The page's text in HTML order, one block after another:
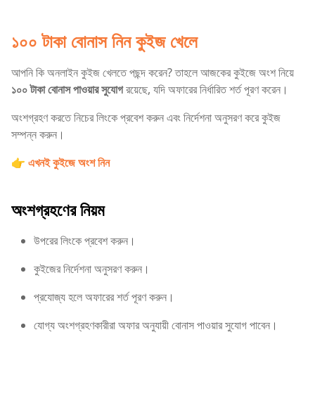
১০০ টাকা বোনাস নিন কুইজ খেলে
আপনি কি অনলাইন কুইজ খেলতে পছন্দ করেন? তাহলে আজকের কুইজে অংশ নিয়ে
১০০ টাকা বোনাস পাওয়ার সুযোগরয়েছে, যদি অফারের নির্ধারিত শর্ত পূরণ করেন।
অংশগ্রহণ করতে নিচের লিংকে প্রবেশ করুন এবং নির্দেশনা অনুসরণ করে কুইজ
সম্পন্ন করুন।
👉 এখনই কুইজে অংশ নিন
অংশগ্রহণের নিয়ম
উপরের লিংকে প্রবেশ করুন।
কুইজের নির্দেশনা অনুসরণ করুন।
প্রযোজ্য হলে অফারের শর্ত পূরণ করুন।
যোগ্য অংশগ্রহণকারীরা অফার অনুযায়ী বোনাস পাওয়ার সুযোগ পাবেন।